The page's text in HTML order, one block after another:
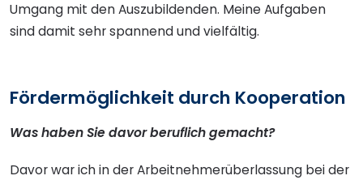
Umgang mit den Auszubildenden. Meine Aufgaben
sind damit sehr spannend und vielfältig.
Fördermöglichkeit durch Kooperation
Was haben Sie davor beruflich gemacht?
Davor war ich in der Arbeitnehmerüberlassung bei der